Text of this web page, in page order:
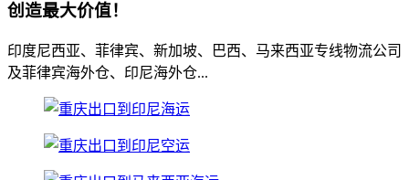
创造最大价值！
印度尼西亚、菲律宾、新加坡、巴西、马来西亚专线物流公司
及菲律宾海外仓、印尼海外仓...